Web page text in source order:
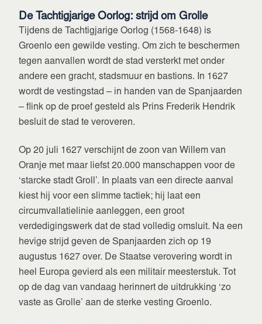
De Tachtigjarige Oorlog: strijd om Grolle
Tijdens de Tachtigjarige Oorlog (1568-1648) is
Groenlo een gewilde vesting. Om zich te beschermen
tegen aanvallen wordt de stad versterkt met onder
andere een gracht, stadsmuur en bastions. In 1627
wordt de vestingstad – in handen van de Spanjaarden
– flink op de proef gesteld als Prins Frederik Hendrik
besluit de stad te veroveren.
Op 20 juli 1627 verschijnt de zoon van Willem van
Oranje met maar liefst 20.000 manschappen voor de
‘starcke stadt Groll’. In plaats van een directe aanval
kiest hij voor een slimme tactiek; hij laat een
circumvallatielinie aanleggen, een groot
verdedigingswerk dat de stad volledig omsluit. Na een
hevige strijd geven de Spanjaarden zich op 19
augustus 1627 over. De Staatse verovering wordt in
heel Europa gevierd als een militair meesterstuk. Tot
op de dag van vandaag herinnert de uitdrukking ‘zo
vaste as Grolle’ aan de sterke vesting Groenlo.